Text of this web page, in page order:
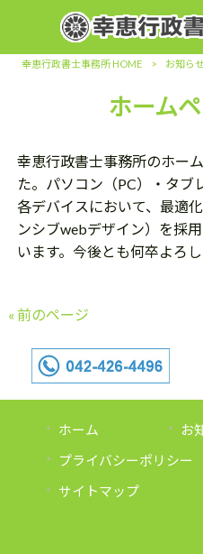
幸恵行政書士事務所 HOME > お知らせ
ホーム
幸恵行政書士事務所のホー
た。パソコン（PC）・タブ
各デバイスにおいて、最適
ンシブwebデザイン）を採
います。今後とも何卒よろ
« 前のページ
ホーム
お
プライバシーポリシー
サイトマップ